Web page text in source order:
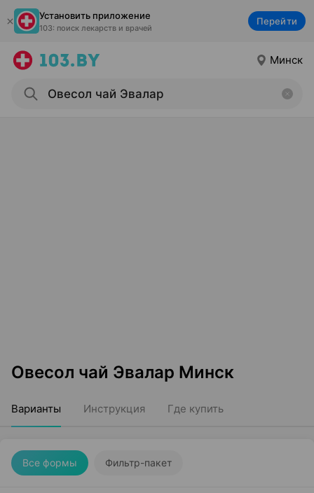
Установить приложение
103: поиск лекарств и врачей
Перейти
Минск
Овесол чай Эвалар Минск
Варианты Инструкция Где купить
Все формы Фильтр-пакет